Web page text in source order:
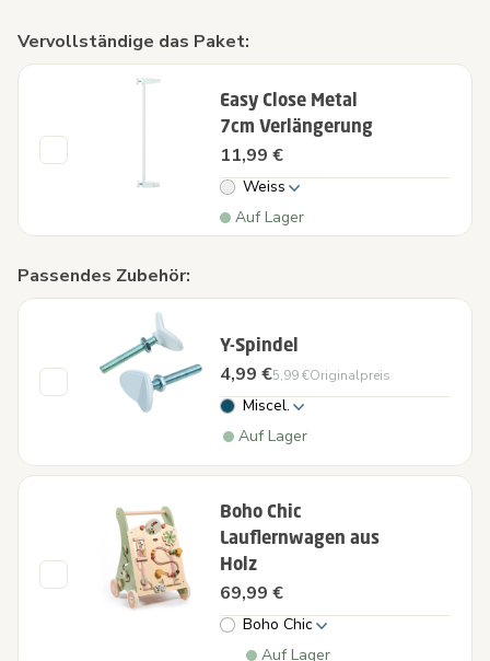
Vervollständige das Paket:
Easy Close Metal
7cm Verlängerung
11,99 €
Weiss
Auf Lager
Passendes Zubehör:
Y-Spindel
4,99 €5,99 €Originalpreis
Miscel.
Auf Lager
Boho Chic
Lauflernwagen aus
Holz
69,99 €
Boho Chic
Auf Lager